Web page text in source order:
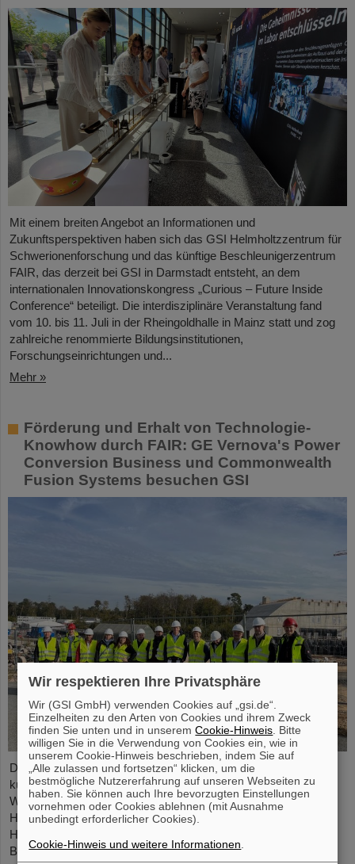
Mit einem breiten Angebot an Informationen und
Zukunftsperspektiven haben sich das GSI Helmholtzzentrum für
Schwerionenforschung und das künftige Beschleunigerzentrum
FAIR, das derzeit bei GSI in Darmstadt entsteht, an dem
internationalen Innovationskongress „Curious – Future Inside
Conference“ beteiligt. Die interdisziplinäre Veranstaltung fand
vom 10. bis 11. Juli in der Rheingoldhalle in Mainz statt und zog
zahlreiche renommierte Bildungsinstitutionen,
Forschungseinrichtungen und...
Mehr »
Förderung und Erhalt von Technologie-
Knowhow durch FAIR: GE Vernova's Power
Conversion Business und Commonwealth
Fusion Systems besuchen GSI
Die Anforderungen an die Hauptstromversorgungen des
künftigen FAIR-Ringbeschleunigers SIS100 sind extrem.
Während des Beschleunigungszyklus müssen die Ströme der
Hauptmagnete mit höchster Präzision geführt werden. Vier
Hochleistungsstromversorgungen werden benötigt, um die
Biege- und Fokussiermagnete des SIS100 zu betreiben. Diese
Wir respektieren Ihre Privatsphäre
Wir (GSI GmbH) verwenden Cookies auf „gsi.de“.
Einzelheiten zu den Arten von Cookies und ihrem Zweck
finden Sie unten und in unseremCookie-Hinweis . Bitte
willigen Sie in die Verwendung von Cookies ein, wie in
unserem Cookie-Hinweis beschrieben, indem Sie auf
„Alle zulassen und fortsetzen“ klicken, um die
bestmögliche Nutzererfahrung auf unseren Webseiten zu
haben. Sie können auch Ihre bevorzugten Einstellungen
vornehmen oder Cookies ablehnen (mit Ausnahme
unbedingt erforderlicher Cookies).
Cookie-Hinweis und weitere Informationen